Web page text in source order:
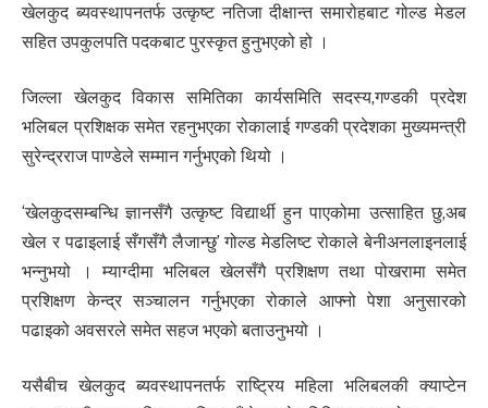
खेलकुद ब्यवस्थापनतर्फ उत्कृष्ट नतिजा दीक्षान्त समारोहबाट गोल्ड मेडल
सहित उपकुलपति पदकबाट पुरस्कृत हुनुभएको हो ।
जिल्ला खेलकुद विकास समितिका कार्यसमिति सदस्य,गण्डकी प्रदेश
भलिबल प्रशिक्षक समेत रहनुभएका रोकालाई गण्डकी प्रदेशका मुख्यमन्त्री
सुरेन्द्रराज पाण्डेले सम्मान गर्नुभएको थियो ।
‘खेलकुदसम्बन्धि ज्ञानसँगै उत्कृष्ट विद्यार्थी हुन पाएकोमा उत्साहित छु,अब
खेल र पढाइलाई सँगसँगै लैजान्छु’ गोल्ड मेडलिष्ट रोकाले बेनीअनलाइनलाई
भन्नुभयो । म्याग्दीमा भलिबल खेलसँगै प्रशिक्षण तथा पोखरामा समेत
प्रशिक्षण केन्द्र सञ्चालन गर्नुभएका रोकाले आफ्नो पेशा अनुसारको
पढाइको अवसरले समेत सहज भएको बताउनुभयो ।
यसैबीच खेलकुद ब्यवस्थापनतर्फ राष्ट्रिय महिला भलिबलकी क्याप्टेन